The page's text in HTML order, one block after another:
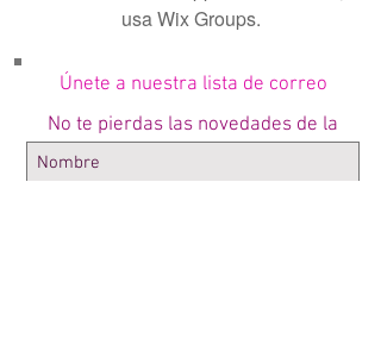
usa Wix Groups.
Únete a nuestra lista de correo
No te pierdas las novedades de la